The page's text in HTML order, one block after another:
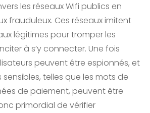
les réseaux Wifi publics en
frauduleux. Ces réseaux imitent
légitimes pour tromper les
à s’y connecter. Une fois
peuvent être espionnés, et
telles que les mots de
de paiement, peuvent être
primordial de vérifier